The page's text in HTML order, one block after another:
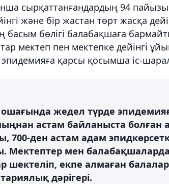
сырқаттанғандардың 94 пайызы
және бір жастан төрт жасқа
басым бөлігі балабақшаға
мектеп пен мектепке дейінгі
қарсы қосымша іс-
жедел түрде
астам байланыста
700-ден астам адам
мен балабақшаларда
шектеліп, екпе алмаған
дәрігері.